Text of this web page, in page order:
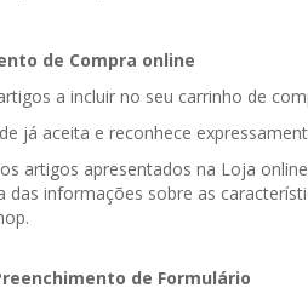
de Compra online
a incluir no seu carrinho de
já aceita e reconhece
artigos apresentados na Loja
das informações sobre as
de Formulário